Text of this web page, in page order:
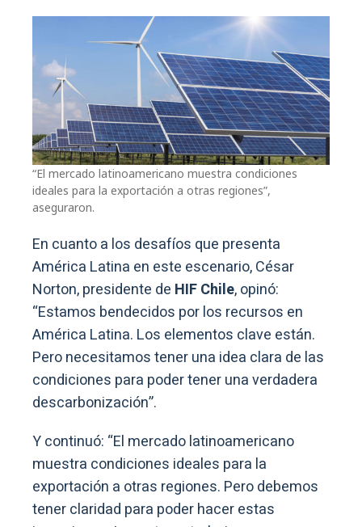
“El mercado latinoamericano muestra condiciones
ideales para la exportación a otras regiones”,
aseguraron.
En cuanto a los desafíos que presenta
América Latina en este escenario, César
Norton, presidente de HIF Chile, opinó:
“Estamos bendecidos por los recursos en
América Latina. Los elementos clave están.
Pero necesitamos tener una idea clara de las
condiciones para poder tener una verdadera
descarbonización”.
Y continuó: “El mercado latinoamericano
muestra condiciones ideales para la
exportación a otras regiones. Pero debemos
tener claridad para poder hacer estas